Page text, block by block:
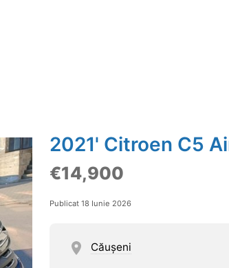
2021' Citroen C5
€14,900
Publicat 18 Iunie 2026
Căuşeni